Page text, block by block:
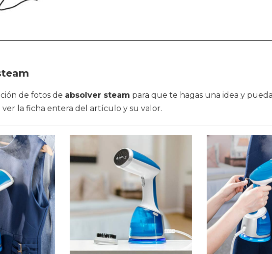
de fotos de absolver steam para que te hagas una idea y
la ficha entera del artículo y su valor.